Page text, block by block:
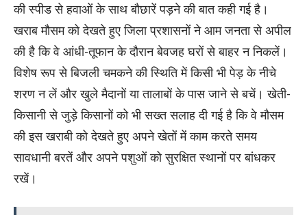
की स्पीड से हवाओं के साथ बौछारें पड़ने की बात कही गई है।
खराब मौसम को देखते हुए जिला प्रशासनों ने आम जनता से अपील
की है कि वे आंधी-तूफान के दौरान बेवजह घरों से बाहर न निकलें।
विशेष रूप से बिजली चमकने की स्थिति में किसी भी पेड़ के नीचे
शरण न लें और खुले मैदानों या तालाबों के पास जाने से बचें। खेती-
किसानी से जुड़े किसानों को भी सख्त सलाह दी गई है कि वे मौसम
की इस खराबी को देखते हुए अपने खेतों में काम करते समय
सावधानी बरतें और अपने पशुओं को सुरक्षित स्थानों पर बांधकर
रखें।